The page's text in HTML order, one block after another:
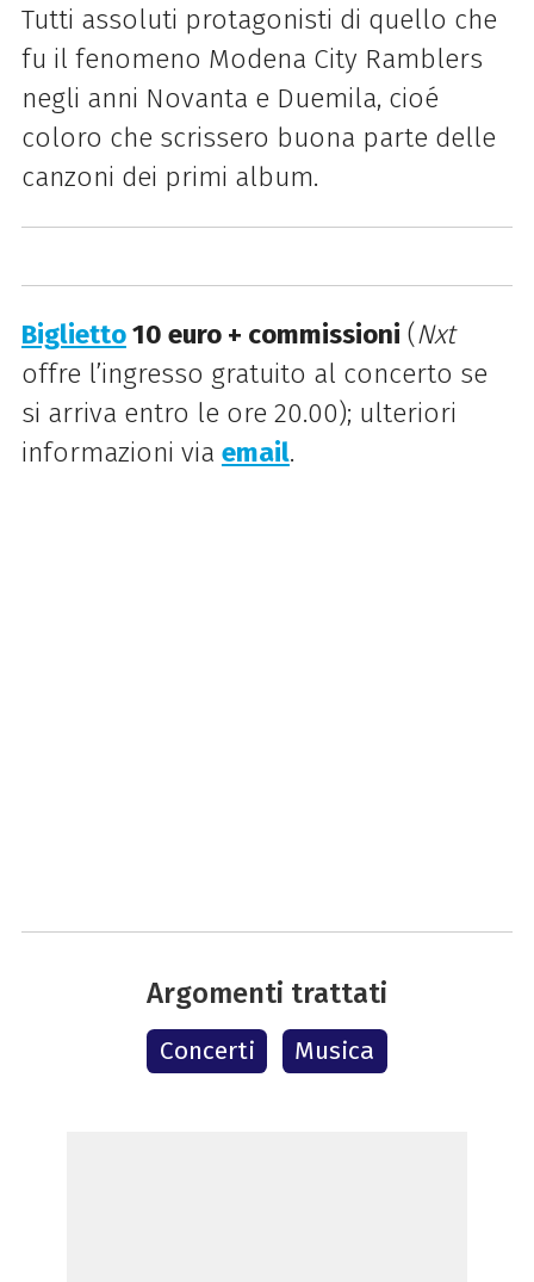
Tutti assoluti protagonisti di quello che
fu il fenomeno Modena City Ramblers
negli anni Novanta e Duemila, cioé
coloro che scrissero buona parte delle
canzoni dei primi album.
Biglietto10 euro + commissioni (Nxt
offre l’ingresso gratuito al concerto se
si arriva entro le ore 20.00); ulteriori
informazioni via email.
Argomenti trattati
Concerti Musica